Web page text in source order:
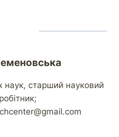
наук, старший науковий